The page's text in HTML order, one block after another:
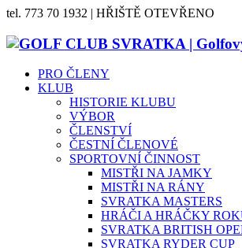
tel. 773 70 1932 | HŘIŠTĚ OTEVŘENO
PRO ČLENY
KLUB
HISTORIE KLUBU
VÝBOR
ČLENSTVÍ
ČESTNÍ ČLENOVÉ
SPORTOVNÍ ČINNOST
MISTŘI NA JAMKY
MISTŘI NA RÁNY
SVRATKA MASTERS
HRÁČI A HRÁČKY
SVRATKA BRITISH
SVRATKA RYDER CUP